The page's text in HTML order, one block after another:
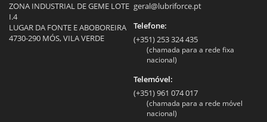
ZONA INDUSTRIAL DE GEME LOTE
I.4
LUGAR DA FONTE E ABOBOREIRA
4730-290 MÓS, VILA VERDE
geral@lubriforce.pt
Telefone:
(+351) 253 324 435
(chamada para a rede fixa
nacional)
Telemóvel:
(+351) 961 074 017
(chamada para a rede móvel
nacional)